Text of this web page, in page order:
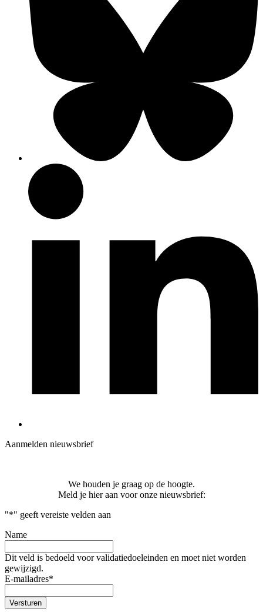
Aanmelden nieuwsbrief
We houden je graag op de hoogte.
Meld je hier aan voor onze nieuwsbrief:
"*" geeft vereiste velden aan
Name
Dit veld is bedoeld voor validatiedoeleinden en moet niet worden
gewijzigd.
E-mailadres*